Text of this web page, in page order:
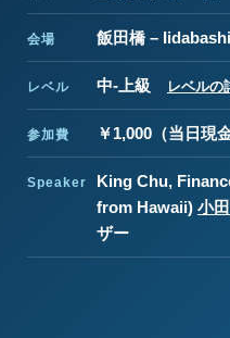
会場 飯田橋 – Iidabashi
レベル 中-上級 レベルの
参加費 ￥1,000 （当日現
Speaker
King Chu,
from Hawaii) 小
ザー